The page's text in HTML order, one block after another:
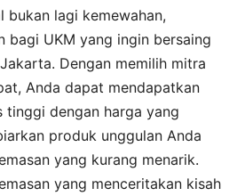
bukan lagi kemewahan,
bagi UKM yang ingin bersaing
Dengan memilih mitra
Anda dapat mendapatkan
tinggi dengan harga yang
produk unggulan Anda
yang kurang menarik.
yang menceritakan kisah